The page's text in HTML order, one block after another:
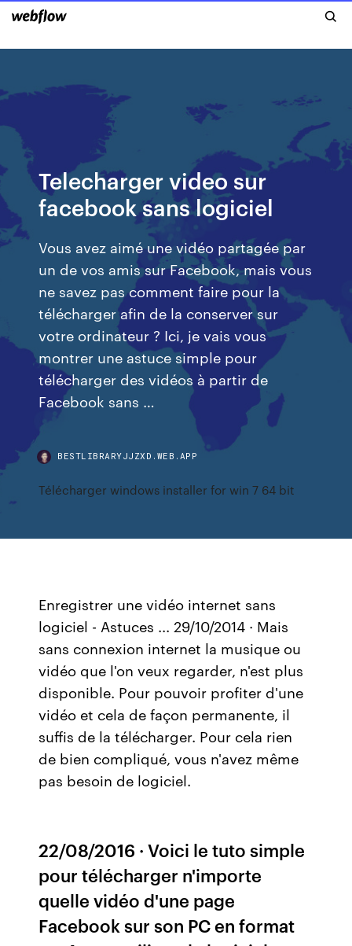
Telecharger video sur
facebook sans logiciel
Vous avez aimé une vidéo partagée par
un de vos amis sur Facebook, mais vous
ne savez pas comment faire pour la
télécharger afin de la conserver sur
votre ordinateur ? Ici, je vais vous
montrer une astuce simple pour
télécharger des vidéos à partir de
Facebook sans …
BESTLIBRARYJJZXD.WEB.APP
Télécharger windows installer for win 7 64 bit
Enregistrer une vidéo internet sans
logiciel - Astuces ... 29/10/2014 · Mais
sans connexion internet la musique ou
vidéo que l'on veux regarder, n'est plus
disponible. Pour pouvoir profiter d'une
vidéo et cela de façon permanente, il
suffis de la télécharger. Pour cela rien
de bien compliqué, vous n'avez même
pas besoin de logiciel.
22/08/2016 · Voici le tuto simple
pour télécharger n'importe
quelle vidéo d'une page
Facebook sur son PC en format